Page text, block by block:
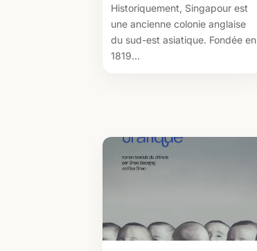
Historiquement, Singapour est
une ancienne colonie anglaise
du sud-est asiatique. Fondée en
1819...